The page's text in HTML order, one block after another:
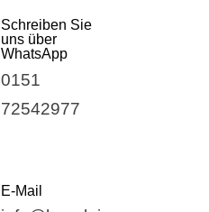
Schreiben Sie
uns über
WhatsApp
0151
72542977
E-Mail